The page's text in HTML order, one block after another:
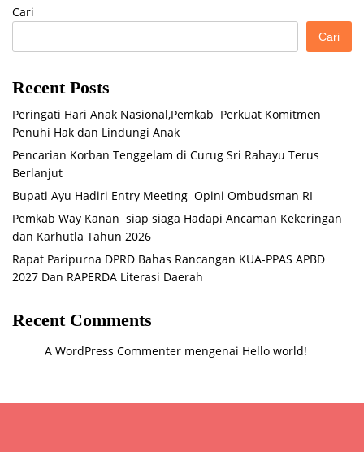
Cari
Cari
Recent Posts
Peringati Hari Anak Nasional,Pemkab Perkuat Komitmen
Penuhi Hak dan Lindungi Anak
Pencarian Korban Tenggelam di Curug Sri Rahayu Terus
Berlanjut
Bupati Ayu Hadiri Entry Meeting Opini Ombudsman RI
Pemkab Way Kanan siap siaga Hadapi Ancaman Kekeringan
dan Karhutla Tahun 2026
Rapat Paripurna DPRD Bahas Rancangan KUA-PPAS APBD
2027 Dan RAPERDA Literasi Daerah
Recent Comments
A WordPress Commenter mengenai Hello world!